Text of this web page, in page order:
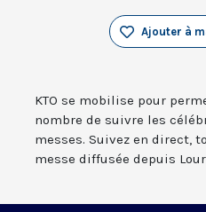
Ajouter à
KTO se mobilise pour
nombre de suivre les
messes. Suivez en direct,
messe diffusée depuis